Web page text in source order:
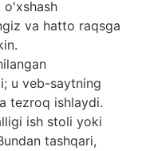
o'xshash
va hatto raqsga
u veb-saytning
tezroq ishlaydi.
ish stoli yoki
tashqari,